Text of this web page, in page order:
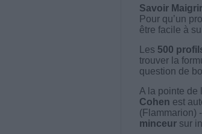
Savoir Maigrir
Pour qu’un
être facile à
Les 500
trouver la
question de
A la pointe de
Cohen est
(Flammarion)
minceursur